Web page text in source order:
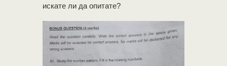
искате ли да опитате?